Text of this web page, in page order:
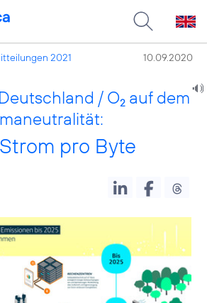
2021 10.09.2020
/ O2 auf dem
pro Byte